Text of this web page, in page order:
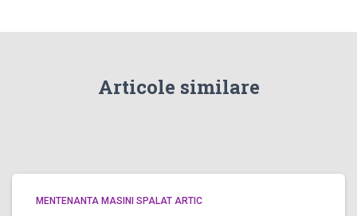
Articole similare
MENTENANTA MASINI SPALAT ARTIC